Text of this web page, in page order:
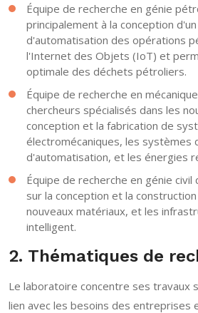
Équipe de recherche en génie
principalement à la conception
d'automatisation des opérations
l'Internet des Objets (IoT) et
optimale des déchets pétroliers.
Équipe de recherche en
chercheurs spécialisés dans les
conception et la fabrication de
électromécaniques, les systèmes
d'automatisation, et les énergies
Équipe de recherche en génie
sur la conception et la
nouveaux matériaux, et les
intelligent.
2. Thématiques de
Le laboratoire concentre ses travaux
lien avec les besoins des entreprises